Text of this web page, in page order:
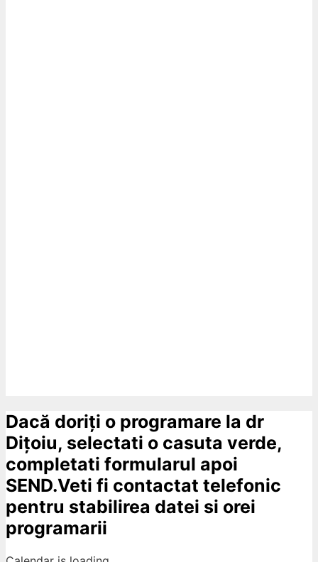
Dacă doriți o programare la dr
Dițoiu, selectati o casuta verde,
completati formularul apoi
SEND.Veti fi contactat telefonic
pentru stabilirea datei si orei
programarii